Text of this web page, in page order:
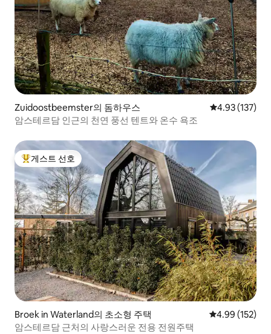
Zuidoostbeemster의 돔하우스 평점 4.93점(5
4.93 (137)
암스테르담 인근의 천연 풍선 텐트와 온수 욕조
상위 게스트 선호
게스트 선호
Broek in Waterland의 초소형 주택 평점 4.99점(5
4.99 (152)
암스테르담 근처의 사랑스러운 전용 전원주택